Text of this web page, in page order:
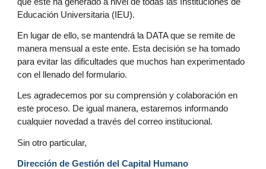
Educación Universitaria (IEU).
En lugar de ello, se mantendrá la DATA que se remite de
manera mensual a este ente. Esta decisión se ha tomado
para evitar las dificultades que muchos han experimentado
con el llenado del formulario.
Les agradecemos por su comprensión y colaboración en
este proceso. De igual manera, estaremos informando
cualquier novedad a través del correo institucional.
Sin otro particular,
Dirección de Gestión del Capital Humano